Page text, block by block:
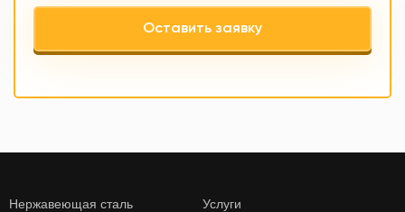
Оставить заявку
Нержавеющая сталь
Услуги